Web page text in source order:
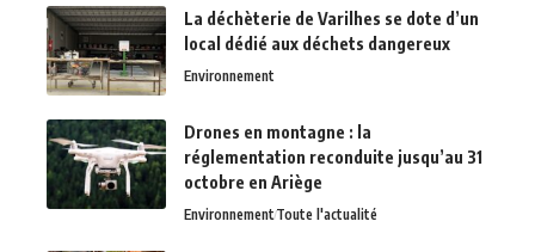
La déchèterie de Varilhes se dote d’un
local dédié aux déchets dangereux
Environnement
Drones en montagne : la
réglementation reconduite jusqu’au 31
octobre en Ariège
EnvironnementToute l'actualité